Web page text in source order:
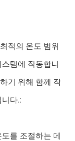
적의 온도 범위
템에 작동합니
기 위해 함께 작
다.:
를 조절하는 데